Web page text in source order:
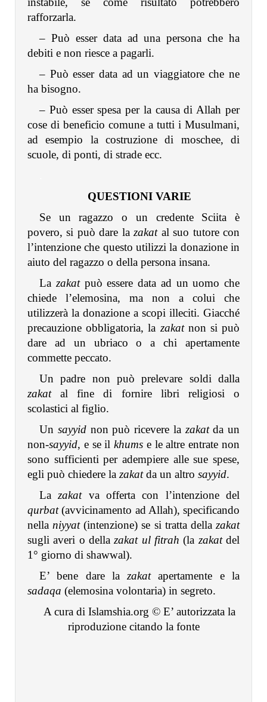
rafforzarla.
– Può esser data ad una persona che ha
debiti e non riesce a pagarli.
– Può esser data ad un viaggiatore che ne
ha bisogno.
– Può esser spesa per la causa di Allah per
cose di beneficio comune a tutti i Musulmani,
ad esempio la costruzione di moschee, di
scuole, di ponti, di strade ecc.
QUESTIONI VARIE
Se un ragazzo o un credente Sciita è
povero, si può dare lazakatal suo tutore con
l’intenzione che questo utilizzi la donazione in
aiuto del ragazzo o della persona insana.
La zakatpuò essere data ad un uomo che
chiede l’elemosina, ma non a colui che
utilizzerà la donazione a scopi illeciti. Giacché
precauzione obbligatoria, la zakatnon si può
dare ad un ubriaco o a chi apertamente
commette peccato.
Un padre non può prelevare soldi dalla
zakatal fine di fornire libri religiosi o
scolastici al figlio.
Un sayyidnon può ricevere la zakatda un
non-sayyid, e se ilkhums e le altre entrate non
sono sufficienti per adempiere alle sue spese,
egli può chiedere la zakatda un altro sayyid.
Lazakatva offerta con l’intenzione del
qurbat(avvicinamento ad Allah), specificando
nella niyyat(intenzione) se si tratta dellazakat
sugli averi o dellazakat ul fitrah (la zakatdel
1° giorno di shawwal).
E’ bene dare lazakatapertamente e la
sadaqa (elemosina volontaria) in segreto.
A cura di Islamshia.org © E’ autorizzata la
riproduzione citando la fonte